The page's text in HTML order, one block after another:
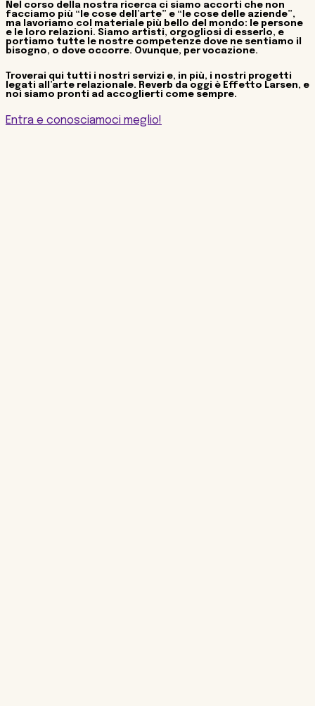
Nel corso della nostra ricerca ci siamo accorti che non
facciamo più “le cose dell’arte” e “le cose delle aziende”,
ma lavoriamo col materiale più bello del mondo: le persone
e le loro relazioni. Siamo artisti, orgogliosi di esserlo, e
portiamo tutte le nostre competenze dove ne sentiamo il
bisogno, o dove occorre. Ovunque, per vocazione.
Troverai qui tutti i nostri servizi e, in più, i nostri progetti
legati all’arte relazionale. Reverb da oggi è Effetto Larsen, e
noi siamo pronti ad accoglierti come sempre.
Entra e conosciamoci meglio!